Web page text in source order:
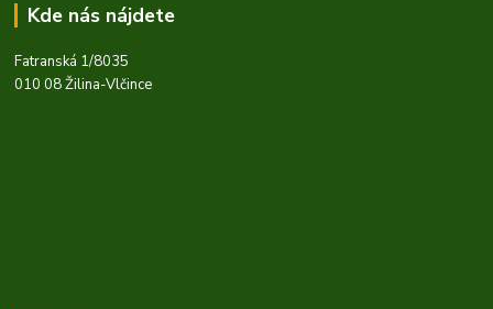
Kde nás nájdete
Fatranská 1/8035
010 08 Žilina-Vlčince